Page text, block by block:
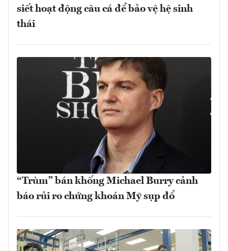
siết hoạt động câu cá để bảo vệ hệ sinh
thái
“Trùm” bán khống Michael Burry cảnh
báo rủi ro chứng khoán Mỹ sụp đổ